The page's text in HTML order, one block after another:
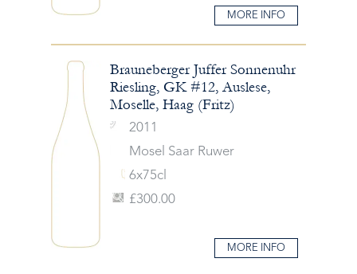
MORE INFO
Brauneberger Juffer Sonnenuhr
Riesling, GK #12, Auslese,
Moselle, Haag (Fritz)
2011
Mosel Saar Ruwer
6x75cl
£300.00
MORE INFO